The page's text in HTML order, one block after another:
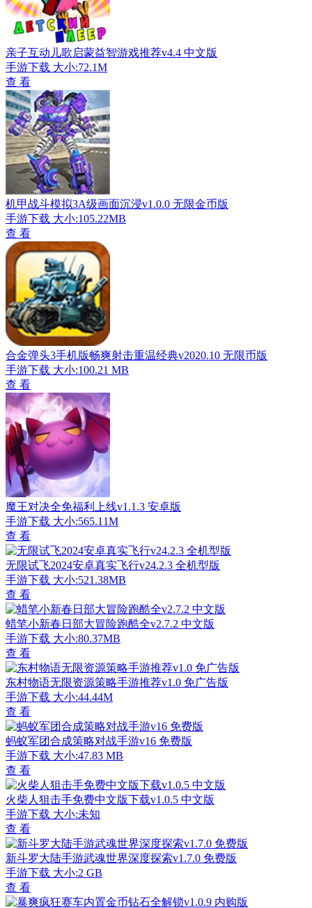
亲子互动儿歌启蒙益智游戏推荐v4.4 中文版
手游下载 大小:72.1M
查 看
机甲战斗模拟3A级画面沉浸v1.0.0 无限金币版
手游下载 大小:105.22MB
查 看
合金弹头3手机版畅爽射击重温经典v2020.10 无限币版
手游下载 大小:100.21 MB
查 看
魔王对决全免福利上线v1.1.3 安卓版
手游下载 大小:565.11M
查 看
无限试飞2024安卓真实飞行v24.2.3 全机型版
手游下载 大小:521.38MB
查 看
蜡笔小新春日部大冒险跑酷全v2.7.2 中文版
手游下载 大小:80.37MB
查 看
东村物语无限资源策略手游推荐v1.0 免广告版
手游下载 大小:44.44M
查 看
蚂蚁军团合成策略对战手游v16 免费版
手游下载 大小:47.83 MB
查 看
火柴人狙击手免费中文版下载v1.0.5 中文版
手游下载 大小:未知
查 看
新斗罗大陆手游武魂世界深度探索v1.7.0 免费版
手游下载 大小:2 GB
查 看